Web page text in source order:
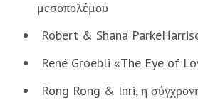
μεσοπολέμου
Robert & Shana
René Groebli «The Eye of
Rong Rong & Inri, η